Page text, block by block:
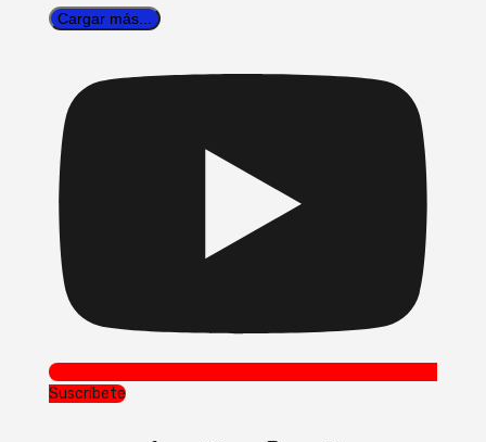
Cargar más...
Suscríbete